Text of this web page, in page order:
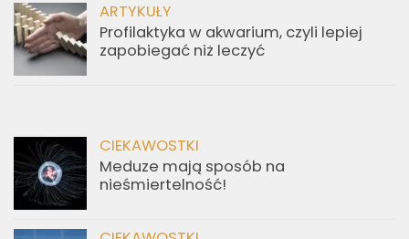
ARTYKUŁY
Profilaktyka w akwarium, czyli lepiej
zapobiegać niż leczyć
CIEKAWOSTKI
Meduze mają sposób na
nieśmiertelność!